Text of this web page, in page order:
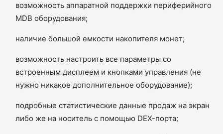
возможность аппаратной поддержки периферийного
MDB оборудования;
наличие большой емкости накопителя монет;
возможность настроить все параметры со
встроенным дисплеем и кнопками управления (не
нужно никакое дополнительное оборудование);
подробные статистические данные продаж на экран
либо же на носитель с помощью DEX-порта;